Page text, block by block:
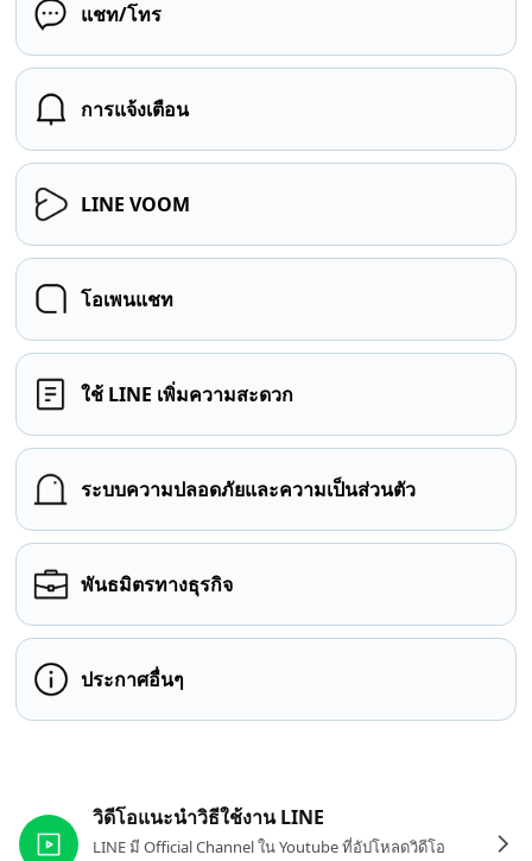
แชท/โทร
การแจ้งเตือน
LINE VOOM
โอเพนแชท
ใช้ LINE เพิ่มความสะดวก
ระบบความปลอดภัยและความเป็นส่วนตัว
พันธมิตรทางธุรกิจ
ประกาศอื่นๆ
วิดีโอแนะนำวิธีใช้งาน LINE
LINE มี Official Channel ใน Youtube ที่อัปโหลดวิดีโอ